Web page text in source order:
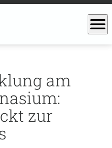
menu
am
zur